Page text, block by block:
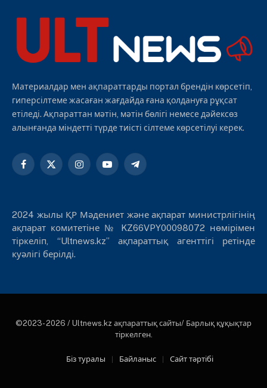
Материалдар мен ақпараттарды портал брендін көрсетіп,
гиперсілтеме жасаған жағдайда ғана қолдануға рұқсат
етіледі. Ақпараттан мәтін, мәтін бөлігі немесе дәйексөз
алынғанда міндетті түрде тиісті сілтеме көрсетілуі керек.
Facebook
X
InstagramYouTubeTelegram
2024 жылы ҚР Мәдениет және ақпарат министрлігінің
ақпарат комитетіне № KZ66VPY00098072 нөмірімен
тіркеліп, “Ultnews.kz” ақпараттық агенттігі ретінде
куәлігі берілді.
©2023- 2026 / Ultnews.kz ақпараттық сайты/ Барлық құқықтар
тіркелген.
Біз туралы Байланыс Сайт тәртібі